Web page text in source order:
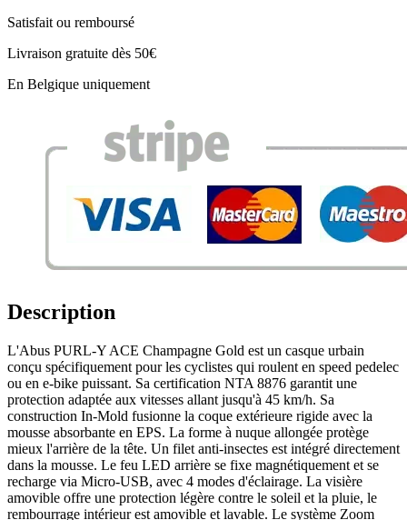
Satisfait ou remboursé
Livraison gratuite dès 50€
En Belgique uniquement
Description
L'Abus PURL-Y ACE Champagne Gold est un casque urbain
conçu spécifiquement pour les cyclistes qui roulent en speed pedelec
ou en e-bike puissant. Sa certification NTA 8876 garantit une
protection adaptée aux vitesses allant jusqu'à 45 km/h. Sa
construction In-Mold fusionne la coque extérieure rigide avec la
mousse absorbante en EPS. La forme à nuque allongée protège
mieux l'arrière de la tête. Un filet anti-insectes est intégré directement
dans la mousse. Le feu LED arrière se fixe magnétiquement et se
recharge via Micro-USB, avec 4 modes d'éclairage. La visière
amovible offre une protection légère contre le soleil et la pluie, le
rembourrage intérieur est amovible et lavable. Le système Zoom